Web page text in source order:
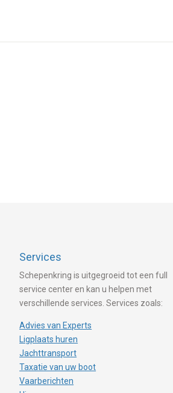
Services
Schepenkring is uitgegroeid tot een full
service center en kan u helpen met
verschillende services. Services zoals:
Advies van Experts
Ligplaats huren
Jachttransport
Taxatie van uw boot
Vaarberichten